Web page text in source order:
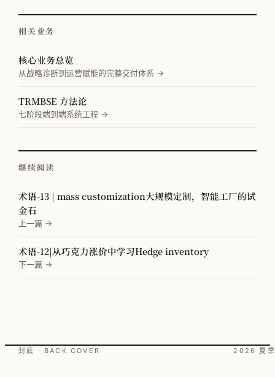
相关业务
核心业务总览
从战略诊断到运营赋能的完整交付体系 →
TRMBSE 方法论
七阶段端到端系统工程 →
继续阅读
术语-13 | mass customization大规模定制，智能工厂的试
金石
上一篇 →
术语-12|从巧克力涨价中学习Hedge inventory
下一篇 →
封底 · BACK COVER 2026 夏